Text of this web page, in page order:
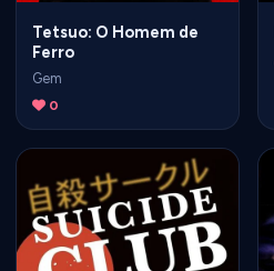
Tetsuo: O Homem de
Ferro
Gem
0